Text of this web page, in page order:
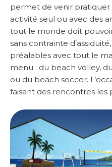
permet de venir
activité seul ou avec des
tout le monde doit
sans contrainte
préalables avec tout le
menu : du beach volley,
ou du beach soccer.
faisant des rencontres les